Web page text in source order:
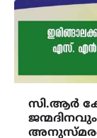
സി.ആർ